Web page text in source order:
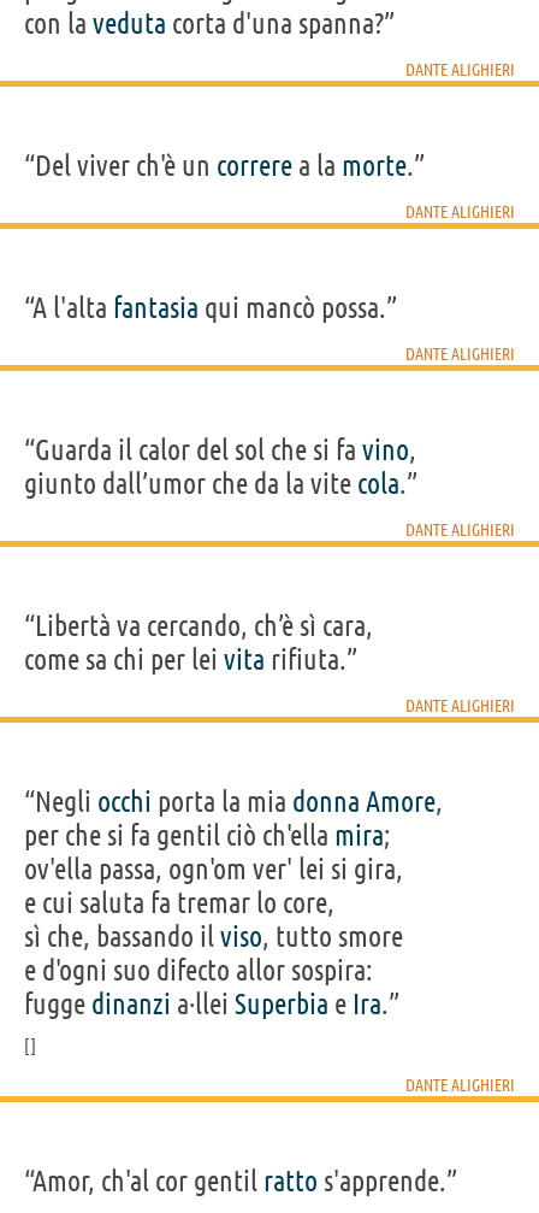
con la veduta corta d'una spanna?”
DANTE ALIGHIERI
“Del viver ch'è un correre a la morte.”
DANTE ALIGHIERI
“A l'alta fantasia qui mancò possa.”
DANTE ALIGHIERI
“Guarda il calor del sol che si fa vino,
giunto dall’umor che da la vite cola.”
DANTE ALIGHIERI
“Libertà va cercando, ch’è sì cara,
come sa chi per lei vita rifiuta.”
DANTE ALIGHIERI
“Negli occhi porta la mia donna Amore,
per che si fa gentil ciò ch'ella mira;
ov'ella passa, ogn'om ver' lei si gira,
e cui saluta fa tremar lo core,
sì che, bassando ilviso, tutto smore
e d'ogni suo difecto allor sospira:
fugge dinanzi a·llei Superbia e Ira.”
DANTE ALIGHIERI
“Amor, ch'al cor gentil ratto s'apprende.”